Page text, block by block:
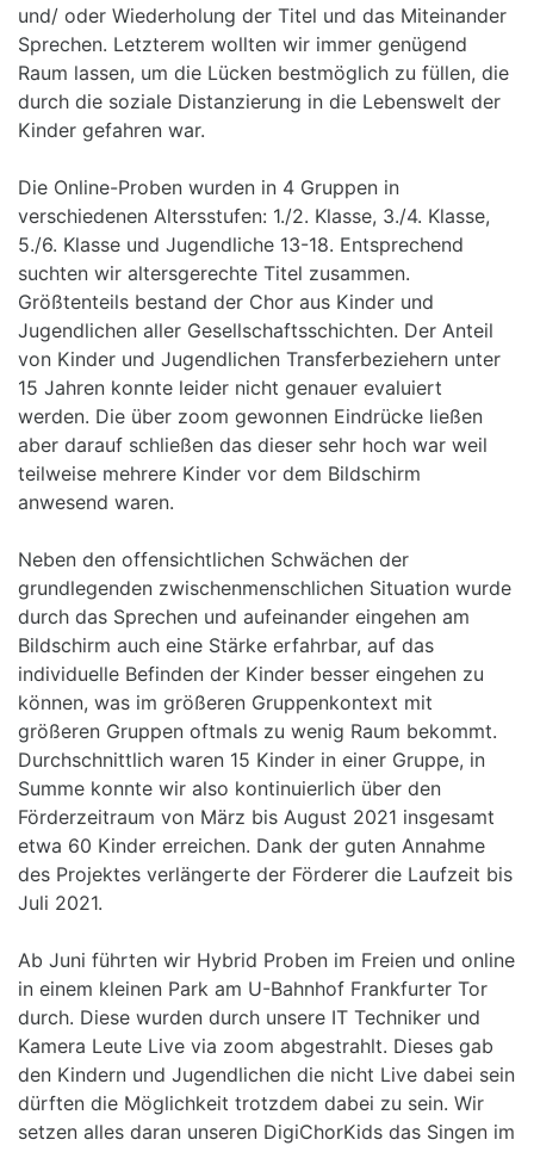
und/ oder Wiederholung der Titel und das Miteinander
Sprechen. Letzterem wollten wir immer genügend
Raum lassen, um die Lücken bestmöglich zu füllen, die
durch die soziale Distanzierung in die Lebenswelt der
Kinder gefahren war.
Die Online-Proben wurden in 4 Gruppen in
verschiedenen Altersstufen: 1./2. Klasse, 3./4. Klasse,
5./6. Klasse und Jugendliche 13-18. Entsprechend
suchten wir altersgerechte Titel zusammen.
Größtenteils bestand der Chor aus Kinder und
Jugendlichen aller Gesellschaftsschichten. Der Anteil
von Kinder und Jugendlichen Transferbeziehern unter
15 Jahren konnte leider nicht genauer evaluiert
werden. Die über zoom gewonnen Eindrücke ließen
aber darauf schließen das dieser sehr hoch war weil
teilweise mehrere Kinder vor dem Bildschirm
anwesend waren.
Neben den offensichtlichen Schwächen der
grundlegenden zwischenmenschlichen Situation wurde
durch das Sprechen und aufeinander eingehen am
Bildschirm auch eine Stärke erfahrbar, auf das
individuelle Befinden der Kinder besser eingehen zu
können, was im größeren Gruppenkontext mit
größeren Gruppen oftmals zu wenig Raum bekommt.
Durchschnittlich waren 15 Kinder in einer Gruppe, in
Summe konnte wir also kontinuierlich über den
Förderzeitraum von März bis August 2021 insgesamt
etwa 60 Kinder erreichen. Dank der guten Annahme
des Projektes verlängerte der Förderer die Laufzeit bis
Juli 2021.
Ab Juni führten wir Hybrid Proben im Freien und online
in einem kleinen Park am U-Bahnhof Frankfurter Tor
durch. Diese wurden durch unsere IT Techniker und
Kamera Leute Live via zoom abgestrahlt. Dieses gab
den Kindern und Jugendlichen die nicht Live dabei sein
dürften die Möglichkeit trotzdem dabei zu sein. Wir
setzen alles daran unseren DigiChorKids das Singen im